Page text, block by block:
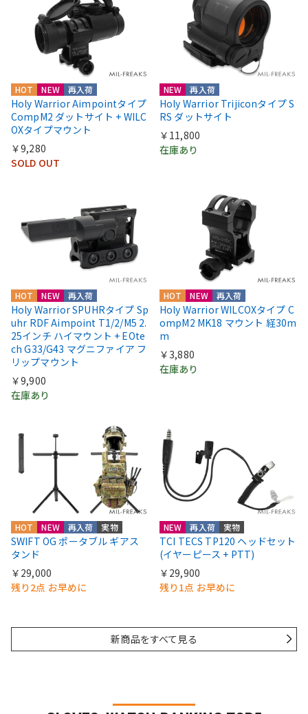
HOT NEW 再入荷
Holy Warrior Aimpointタイプ
CompM2 ダットサイト + WILC
OXタイプマウント
￥9,280
SOLD OUT
NEW 再入荷
Holy Warrior Trijiconタイプ S
RS ダットサイト
￥11,800
在庫あり
HOT NEW 再入荷
Holy Warrior SPUHRタイプ Sp
uhr RDF Aimpoint T1/2/M5 2.
25インチ ハイマウント + EOte
ch G33/G43 マグニファイア フ
リップマウント
￥9,900
在庫あり
HOT NEW 再入荷
Holy Warrior WILCOXタイプ C
ompM2 MK18 マウント 経30m
m
￥3,880
在庫あり
HOT NEW 再入荷 実物
SWIFT OG ポータブル ギアス
タンド
￥29,000
残り2点 お早めに
NEW 再入荷 実物
TCI TECS TP120 ヘッドセット
(イヤーピース + PTT)
￥29,900
残り1点 お早めに
新商品をすべて見る